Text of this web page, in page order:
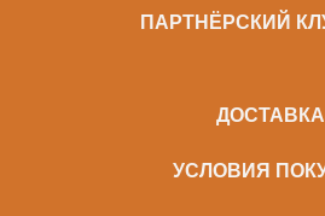
ПАРТНЁРСКИЙ
ДОСТАВКА
УСЛОВИЯ